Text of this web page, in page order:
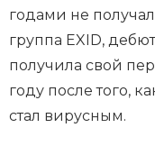
годами не
группа EXID,
получила свой
году после того,
стал вирусным.